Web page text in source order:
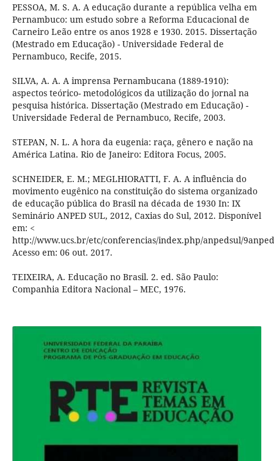
PESSOA, M. S. A. A educação durante a república velha em
Pernambuco: um estudo sobre a Reforma Educacional de
Carneiro Leão entre os anos 1928 e 1930. 2015. Dissertação
(Mestrado em Educação) - Universidade Federal de
Pernambuco, Recife, 2015.
SILVA, A. A. A imprensa Pernambucana (1889-1910):
aspectos teórico- metodológicos da utilização do jornal na
pesquisa histórica. Dissertação (Mestrado em Educação) -
Universidade Federal de Pernambuco, Recife, 2003.
STEPAN, N. L. A hora da eugenia: raça, gênero e nação na
América Latina. Rio de Janeiro: Editora Focus, 2005.
SCHNEIDER, E. M.; MEGLHIORATTI, F. A. A influência do
movimento eugênico na constituição do sistema organizado
de educação pública do Brasil na década de 1930 In: IX
Seminário ANPED SUL, 2012, Caxias do Sul, 2012. Disponível
em: <
http://www.ucs.br/etc/conferencias/index.php/anpedsul/
Acesso em: 06 out. 2017.
TEIXEIRA, A. Educação no Brasil. 2. ed. São Paulo:
Companhia Editora Nacional – MEC, 1976.